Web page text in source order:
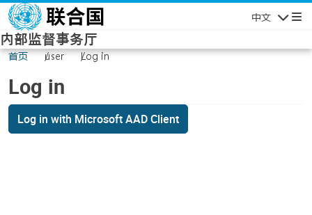
Skip to main content
中文
内部监督事务厅
首页 user Log in
Log in
Log in with Microsoft AAD Client